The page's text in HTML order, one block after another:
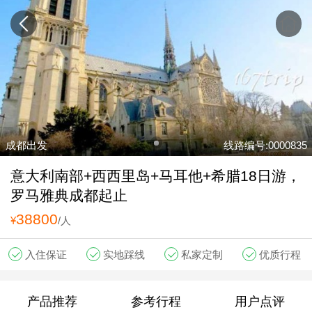
成都出发 线路编号:0000835
意大利南部+西西里岛+马耳他+希腊18日游，
罗马雅典成都起止
¥38800/人
入住保证 实地踩线 私家定制 优质行程
产品推荐 参考行程 用户点评